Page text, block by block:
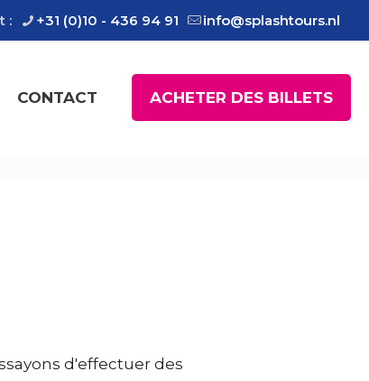
: +31 (0)10 - 436 94 91 info@splashtours.nl
CONTACT ACHETER DES BILLETS
d'effectuer des